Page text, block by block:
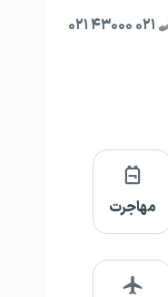
۰۲۱ ۴۳۰۰۰ ۰۲۱
مهاجرت